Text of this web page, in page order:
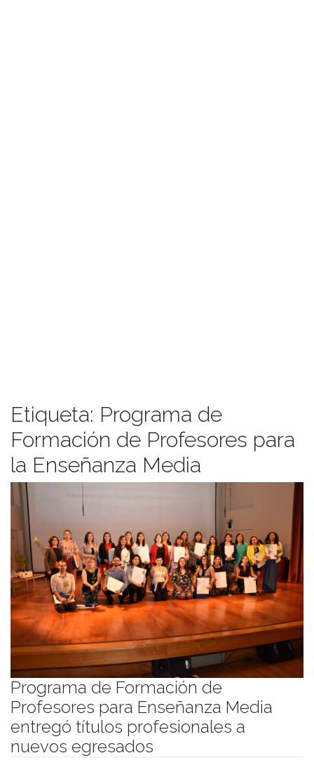
Etiqueta: Programa de
Formación de Profesores para
la Enseñanza Media
Programa de Formación de
Profesores para Enseñanza Media
entregó títulos profesionales a
nuevos egresados